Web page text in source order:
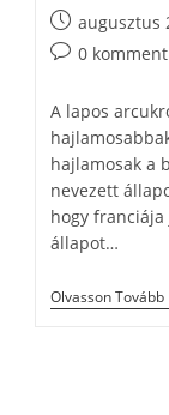
augusztus
0 komment
A lapos
hajlamosak a
nevezett
hogy franciája
állapot…
Olvasson Tovább